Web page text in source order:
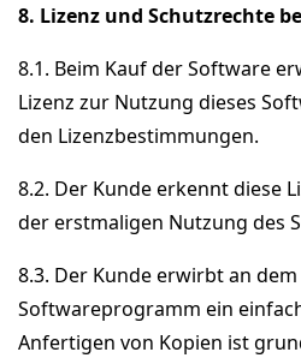
8. Lizenz und Schutzrechte
8.1. Beim Kauf der Software
Lizenz zur Nutzung dieses
den Lizenzbestimmungen.
8.2. Der Kunde erkennt diese
der erstmaligen Nutzung des
8.3. Der Kunde erwirbt an
Softwareprogramm ein
Anfertigen von Kopien ist